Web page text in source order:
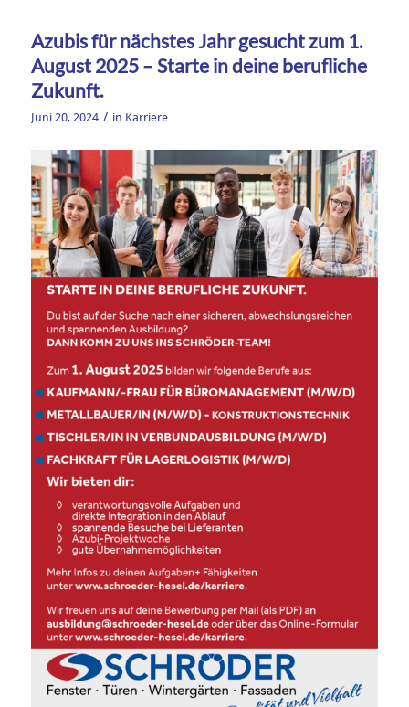
Azubis für nächstes Jahr gesucht zum 1.
August 2025 – Starte in deine berufliche
Zukunft.
Juni 20, 2024 / in Karriere